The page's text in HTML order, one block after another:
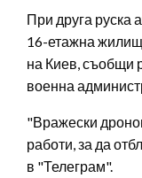
При друга руска
16-етажна
на Киев, съобщи
военна
"Вражески
работи, за да
в "Телеграм".